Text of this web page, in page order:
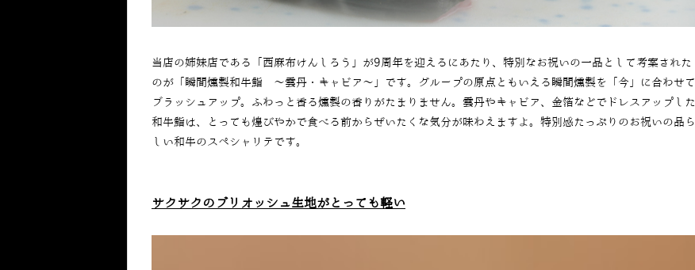
当店の姉妹店である「西麻布けんしろう」が9周年を迎えるにあたり、特別なお祝いの一品として考案された
のが「瞬間燻製和牛鮨 〜雲丹・キャビア〜」です。グループの原点ともいえる瞬間燻製を「今」に合わせて
ブラッシュアップ。ふわっと香る燻製の香りがたまりません。雲丹やキャビア、金箔などでドレスアップした
和牛鮨は、とっても煌びやかで食べる前からぜいたくな気分が味わえますよ。特別感たっぷりのお祝いの品ら
しい和牛のスペシャリテです。
サクサクのブリオッシュ生地がとっても軽い